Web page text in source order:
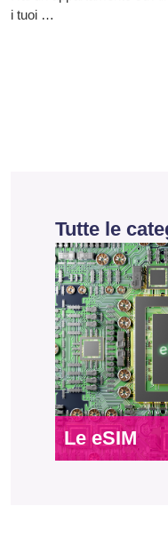
i tuoi …
Tutte le
Le eSIM